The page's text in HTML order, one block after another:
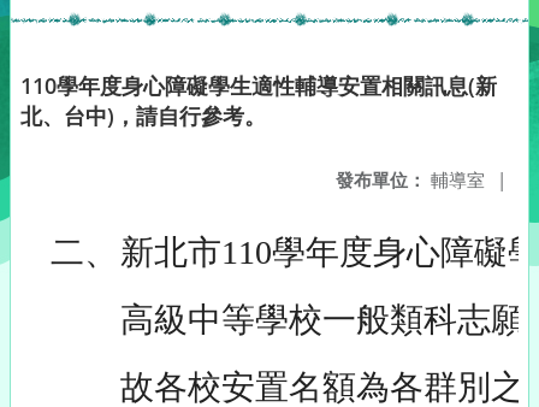
110學年度身心障礙學生適性輔導安置相關訊息(新
北、台中)，請自行參考。
發布單位： 輔導室 |
二、 新北市110學年度身心障礙
高級中等學校一般類科志願
故各校安置名額為各群別之